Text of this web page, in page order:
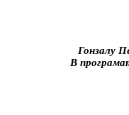
Гонзалу
В